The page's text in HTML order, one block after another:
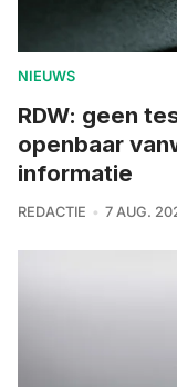
NIEUWS
RDW: geen
openbaar
informatie
REDACTIE 7 AUG.